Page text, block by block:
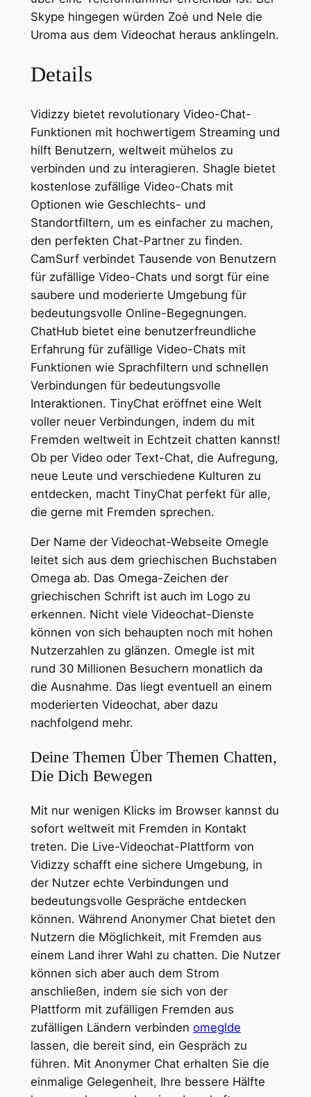
Skype hingegen würden Zoė und Nele die
Uroma aus dem Video­chat heraus anklingeln.
Details
Vidizzy bietet revolutionary Video-Chat-
Funktionen mit hochwertigem Streaming und
hilft Benutzern, weltweit mühelos zu
verbinden und zu interagieren. Shagle bietet
kostenlose zufällige Video-Chats mit
Optionen wie Geschlechts- und
Standortfiltern, um es einfacher zu machen,
den perfekten Chat-Partner zu finden.
CamSurf verbindet Tausende von Benutzern
für zufällige Video-Chats und sorgt für eine
saubere und moderierte Umgebung für
bedeutungsvolle Online-Begegnungen.
ChatHub bietet eine benutzerfreundliche
Erfahrung für zufällige Video-Chats mit
Funktionen wie Sprachfiltern und schnellen
Verbindungen für bedeutungsvolle
Interaktionen. TinyChat eröffnet eine Welt
voller neuer Verbindungen, indem du mit
Fremden weltweit in Echtzeit chatten kannst!
Ob per Video oder Text-Chat, die Aufregung,
neue Leute und verschiedene Kulturen zu
entdecken, macht TinyChat perfekt für alle,
die gerne mit Fremden sprechen.
Der Name der Videochat-Webseite Omegle
leitet sich aus dem griechischen Buchstaben
Omega ab. Das Omega-Zeichen der
griechischen Schrift ist auch im Logo zu
erkennen. Nicht viele Videochat-Dienste
können von sich behaupten noch mit hohen
Nutzerzahlen zu glänzen. Omegle ist mit
rund 30 Millionen Besuchern monatlich da
die Ausnahme. Das liegt eventuell an einem
moderierten Videochat, aber dazu
nachfolgend mehr.
Deine Themen Über Themen Chatten,
Die Dich Bewegen
Mit nur wenigen Klicks im Browser kannst du
sofort weltweit mit Fremden in Kontakt
treten. Die Live-Videochat-Plattform von
Vidizzy schafft eine sichere Umgebung, in
der Nutzer echte Verbindungen und
bedeutungsvolle Gespräche entdecken
können. Während Anonymer Chat bietet den
Nutzern die Möglichkeit, mit Fremden aus
einem Land ihrer Wahl zu chatten. Die Nutzer
können sich aber auch dem Strom
anschließen, indem sie sich von der
Plattform mit zufälligen Fremden aus
zufälligen Ländern verbinden omeglde
lassen, die bereit sind, ein Gespräch zu
führen. Mit Anonymer Chat erhalten Sie die
einmalige Gelegenheit, Ihre bessere Hälfte